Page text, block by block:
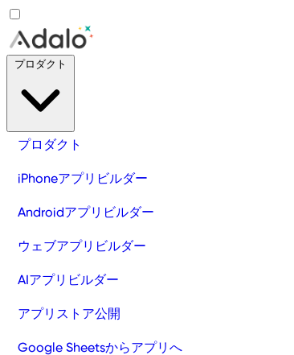
プロダクト
iPhoneアプリビルダー
Androidアプリビルダー
ウェブアプリビルダー
AIアプリビルダー
アプリストア公開
Google Sheetsからアプリへ